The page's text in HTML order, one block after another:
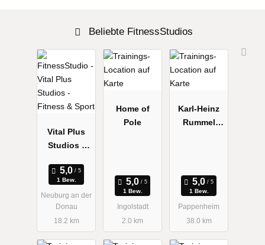
Beliebte FitnessStudios
Vital Plus
Studios -
Sport
1 Bew.
Neuburg an der
Donau
18.2 km
Home of
Pole
1 Bew.
Ingolstadt
2.0 km
Karl-Heinz
Rummel
1 Bew.
Pappenheim
38.0 km